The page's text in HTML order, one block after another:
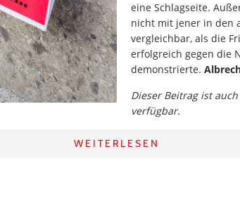
eine Schlagseite.
nicht mit jener in den
vergleichbar, als die
erfolgreich gegen die
demonstrierte.
Dieser Beitrag ist
verfügbar.
WEITERLESEN